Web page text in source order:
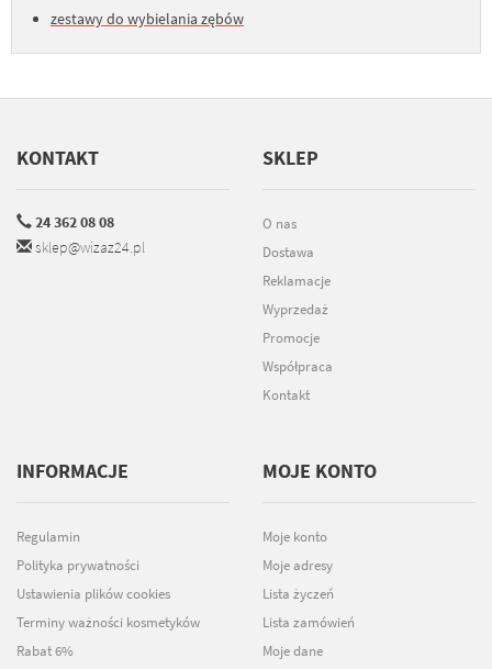
zestawy do wybielania zębów
KONTAKT
24 362 08 08
sklep@wizaz24.pl
SKLEP
O nas
Dostawa
Reklamacje
Wyprzedaż
Promocje
Współpraca
Kontakt
INFORMACJE
Regulamin
Polityka prywatności
Ustawienia plików cookies
Terminy ważności kosmetyków
Rabat 6%
MOJE KONTO
Moje konto
Moje adresy
Lista życzeń
Lista zamówień
Moje dane